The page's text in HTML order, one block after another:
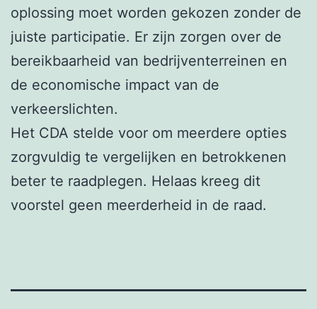
oplossing moet worden gekozen zonder de
juiste participatie. Er zijn zorgen over de
bereikbaarheid van bedrijventerreinen en
de economische impact van de
verkeerslichten.
Het CDA stelde voor om meerdere opties
zorgvuldig te vergelijken en betrokkenen
beter te raadplegen. Helaas kreeg dit
voorstel geen meerderheid in de raad.